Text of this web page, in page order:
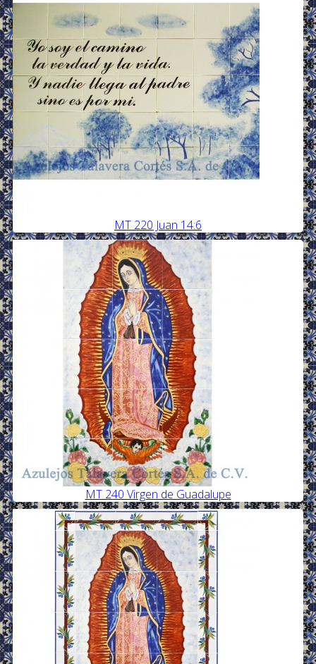
MT 220 Juan 14:6
MT 240 Virgen de Guadalupe